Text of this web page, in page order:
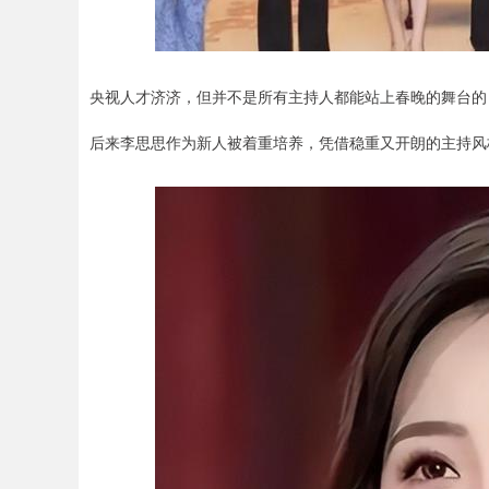
央视人才济济，但并不是所有主持人都能站上春晚的舞台
后来李思思作为新人被着重培养，凭借稳重又开朗的主持